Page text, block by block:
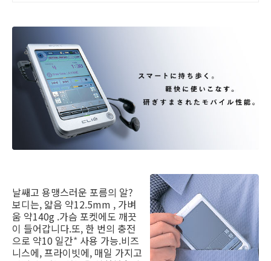
날쌔고 용맹스러운 포름의 알?
보디는, 얇음 약12.5mm , 가벼
움 약140g .가슴 포켓에도 깨끗
이 들어갑니다.또, 한 번의 충전
으로 약10 일간* 사용 가능.비즈
니스에, 프라이빗에, 매일 가지고